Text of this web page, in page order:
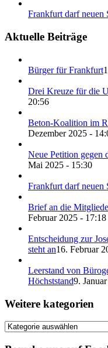
Frankfurt darf neuen
Aktuelle Beiträge
Bürger für Frankfurt
Drei Kreuze für die
20:56
Beton-Koalition im
Dezember 2025 -
Neue Petition gegen
Mai 2025 - 15:30
Frankfurt darf neuen
Brief an die
Februar 2025 - 17:18
Entscheidung zur
steht an16. Februar
Leerstand von
Höchststand9.
Weitere kategorien
Weitere